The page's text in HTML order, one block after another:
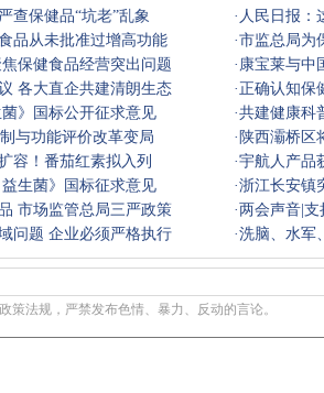
查保健品“坑老”乱象 · 人民日报：
品从未批准过增高功能 ·市监总局为
保健食品经营突出问题 · 康宝莱与中
各大直企共建清朗生态 · 正确认知保
菌》国标公开征求意见 ·共建健康科
与功能评价改革变局 · 陕西灞桥区
容！番茄红素拟入列 ·宇航人产品
生菌》国标征求意见 ·浙江长安镇
市场监管总局三严政策 · 两会声音|
问题 企业必须严格执行 ·洗脑、水军
策法规，严禁发布色情、暴力、反动的言论。